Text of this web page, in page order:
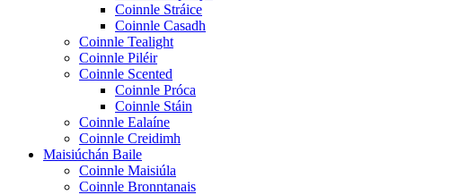
Coinnle Stráice
Coinnle Casadh
Coinnle Tealight
Coinnle Piléir
Coinnle Scented
Coinnle Próca
Coinnle Stáin
Coinnle Ealaíne
Coinnle Creidimh
Maisiúchán Baile
Coinnle Maisiúla
Coinnle Bronntanais